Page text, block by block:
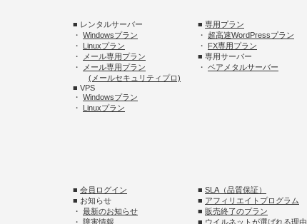
■ レンタルサーバー ■ 専用プラン
・ Windowsプラン ・ 超高速WordPressプラン
・ Linuxプラン ・ FX専用プラン
・
メール専用プラン
■ 専用サーバー
・
メール専用プラン ・ ベアメタルサーバー
(メールセキュリティプロ)
■ VPS
・ Windowsプラン
・ Linuxプラン
■ 会員ログイン ■ SLA（品質保証）
■ お知らせ
■ アフィリエイトプログラム
・ 最新のお知らせ ■ 販売終了のプラン
・ 障害情報 ■ ウイルネットが選ばれる理由